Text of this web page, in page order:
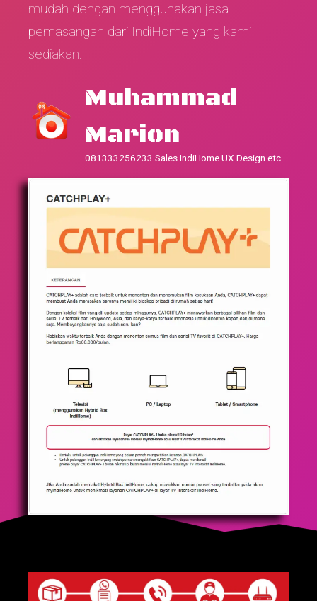
mudah dengan menggunakan jasa
pemasangan dari IndiHome yang kami
sediakan.
Muhammad
Marion
081333256233 Sales IndiHome UX Design etc